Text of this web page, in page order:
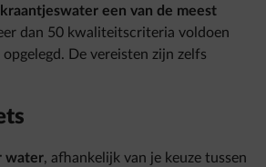
een van de meest
dan 50 kwaliteitscriteria voldoen
De vereisten zijn zelfs
water, afhankelijk van je keuze tussen